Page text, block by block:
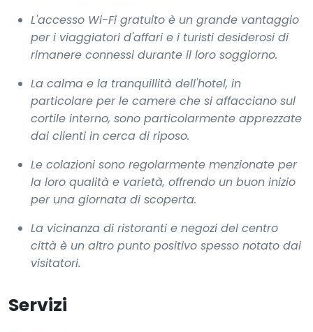
L'accesso Wi-Fi gratuito è un grande vantaggio
per i viaggiatori d'affari e i turisti desiderosi di
rimanere connessi durante il loro soggiorno.
La calma e la tranquillità dell'hotel, in
particolare per le camere che si affacciano sul
cortile interno, sono particolarmente apprezzate
dai clienti in cerca di riposo.
Le colazioni sono regolarmente menzionate per
la loro qualità e varietà, offrendo un buon inizio
per una giornata di scoperta.
La vicinanza di ristoranti e negozi del centro
città è un altro punto positivo spesso notato dai
visitatori.
Servizi